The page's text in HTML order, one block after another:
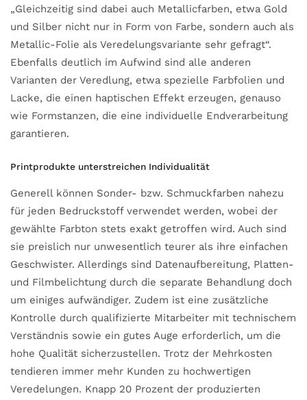
„Gleichzeitig sind dabei auch Metallicfarben, etwa Gold
und Silber nicht nur in Form von Farbe, sondern auch als
Metallic-Folie als Veredelungsvariante sehr gefragt“.
Ebenfalls deutlich im Aufwind sind alle anderen
Varianten der Veredlung, etwa spezielle Farbfolien und
Lacke, die einen haptischen Effekt erzeugen, genauso
wie Formstanzen, die eine individuelle Endverarbeitung
garantieren.
Printprodukte unterstreichen Individualität
Generell können Sonder- bzw. Schmuckfarben nahezu
für jeden Bedruckstoff verwendet werden, wobei der
gewählte Farbton stets exakt getroffen wird. Auch sind
sie preislich nur unwesentlich teurer als ihre einfachen
Geschwister. Allerdings sind Datenaufbereitung, Platten-
und Filmbelichtung durch die separate Behandlung doch
um einiges aufwändiger. Zudem ist eine zusätzliche
Kontrolle durch qualifizierte Mitarbeiter mit technischem
Verständnis sowie ein gutes Auge erforderlich, um die
hohe Qualität sicherzustellen. Trotz der Mehrkosten
tendieren immer mehr Kunden zu hochwertigen
Veredelungen. Knapp 20 Prozent der produzierten